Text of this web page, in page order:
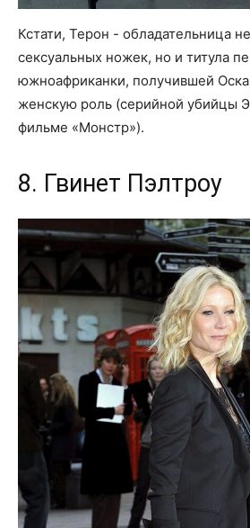
Кстати, Терон - обладательница
сексуальных ножек, но и титула
южноафриканки, получившей
женскую роль (серийной убийцы
фильме «Монстр»).
8. Гвинет Пэлтроу